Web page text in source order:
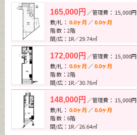
165,000円 ／管理費： 15,000円
敷/礼： 0.0ヶ月 ／0.0ヶ月
階 数：2階
間/広：1R／29.74㎡
172,000円 ／管理費： 15,000円
敷/礼： 0.0ヶ月 ／0.0ヶ月
階 数：2階
間/広：1R／30.76㎡
148,000円 ／管理費： 15,000円
敷/礼： 0.0ヶ月 ／0.0ヶ月
階 数：6階
間/広：1R／26.64㎡